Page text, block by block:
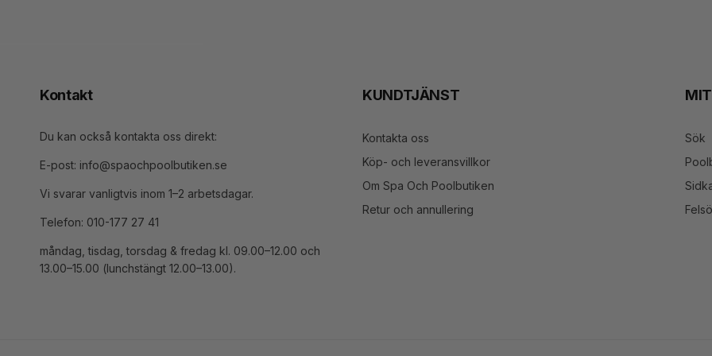
Kontakt
Du kan också kontakta oss direkt:
E-post: info@spaochpoolbutiken.se
Vi svarar vanligtvis inom 1–2 arbetsdagar.
Telefon: 010-177 27 41
måndag, tisdag, torsdag & fredag kl. 09.00–12.00 och
13.00–15.00 (lunchstängt 12.00–13.00).
KUNDTJÄNST
Kontakta oss
Köp- och leveransvillkor
Om Spa Och Poolbutiken
Retur och annullering
Sök